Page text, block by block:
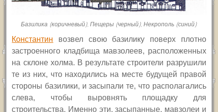
Базилика (коричневый), Пещеры (черный), Некрополь (синий)
Константин возвел свою базилику поверх плотно
застроенного кладбища мавзолеев, расположенных
на склоне холма. В результате строители разрушили
те из них, что находились на месте будущей правой
стороны базилики, и засыпали те, что располагались
слева, чтобы выровнять площадку для
строительства. Именно эти, засыпанные, мавзолеи и